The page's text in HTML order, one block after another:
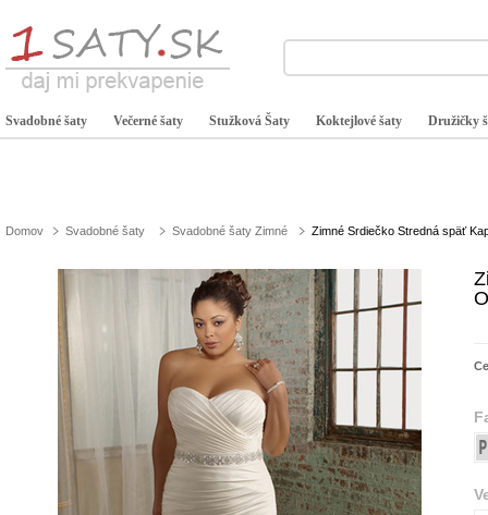
Svadobné šaty Večerné šaty Stužková Šaty Koktejlové šaty Družičky
Domov Svadobné šaty Svadobné šaty Zimné Zimné Srdiečko Stredná späť